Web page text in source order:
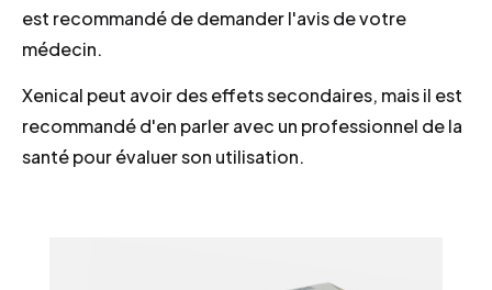
est recommandé de demander l'avis de votre
médecin.
Xenical peut avoir des effets secondaires, mais il est
recommandé d'en parler avec un professionnel de la
santé pour évaluer son utilisation.